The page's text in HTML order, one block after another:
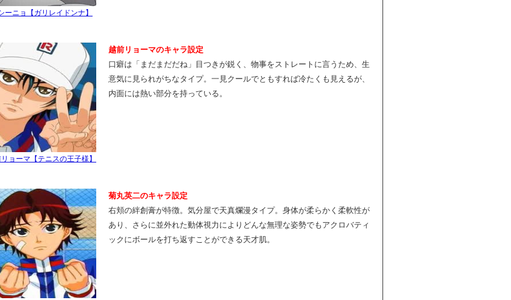
ーニョ【ガリレイドンナ】
ョーマ【テニスの王子様】
越前リョーマのキャラ設定
口癖は「まだまだだね」目つきが鋭く、物事をストレートに言うため、生
意気に見られがちなタイプ。一見クールでともすれば冷たくも見えるが、
内面には熱い部分を持っている。
菊丸英二のキャラ設定
右頬の絆創膏が特徴。気分屋で天真爛漫タイプ。身体が柔らかく柔軟性が
あり、さらに並外れた動体視力によりどんな無理な姿勢でもアクロバティ
ックにボールを打ち返すことができる天才肌。